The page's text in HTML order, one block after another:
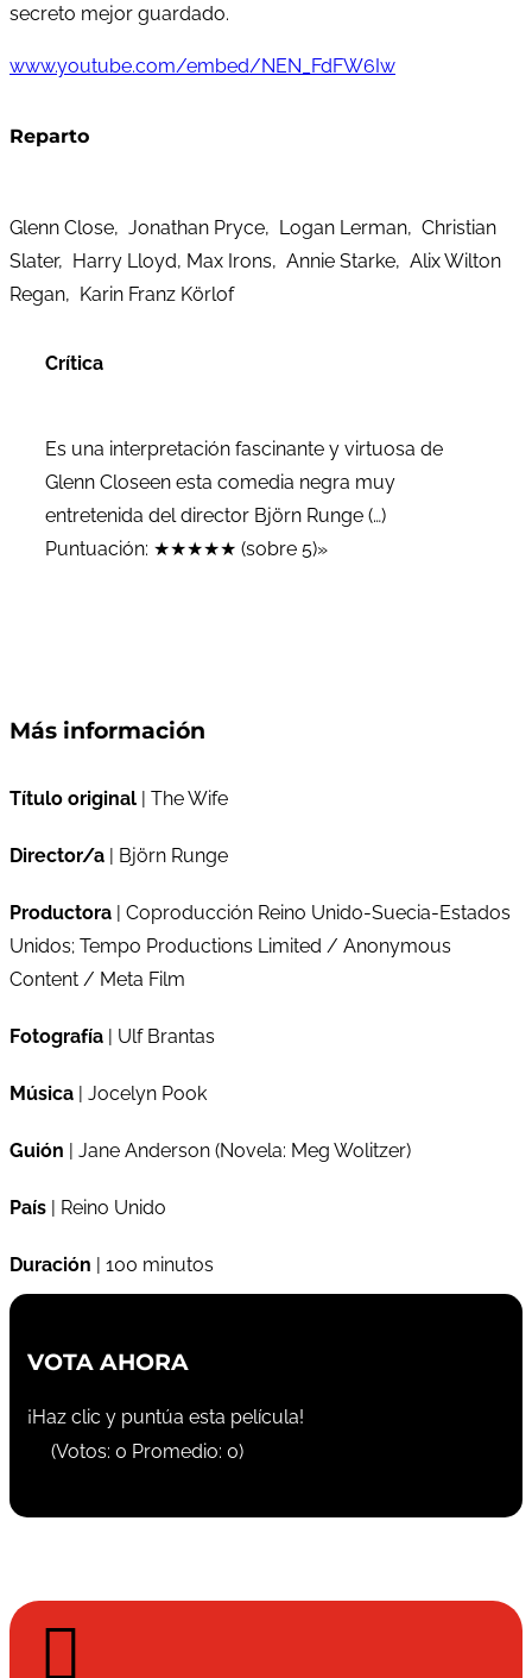
secreto mejor guardado.
www.youtube.com/embed/NEN_FdFW6Iw
Reparto
Glenn Close, Jonathan Pryce, Logan Lerman, Christian
Slater, Harry Lloyd, Max Irons, Annie Starke, Alix Wilton
Regan, Karin Franz Körlof
Crítica
Es una interpretación fascinante y virtuosa de
Glenn Closeen esta comedia negra muy
entretenida del director Björn Runge (…)
Puntuación: ★★★★★ (sobre 5)»
Más información
Título original | The Wife
Director/a | Björn Runge
Productora | Coproducción Reino Unido-Suecia-Estados
Unidos; Tempo Productions Limited / Anonymous
Content / Meta Film
Fotografía | Ulf Brantas
Música | Jocelyn Pook
Guión | Jane Anderson (Novela: Meg Wolitzer)
País | Reino Unido
Duración | 100 minutos
VOTA AHORA
¡Haz clic y puntúa esta película!
(Votos: 0 Promedio: 0)
